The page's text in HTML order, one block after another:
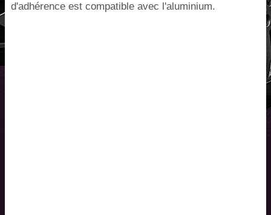
d'adhérence est compatible avec l'aluminium.